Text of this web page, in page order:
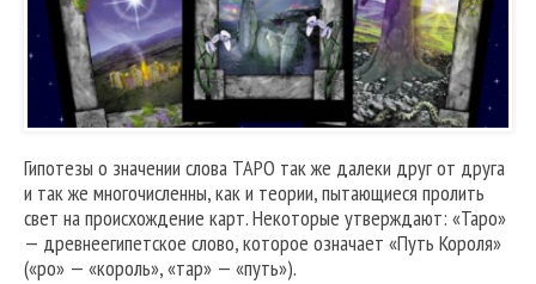
Гипотезы о значении слова ТАРО так же далеки друг от друга
и так же многочисленны, как и теории, пытающиеся пролить
свет на происхождение карт. Некоторые утверждают: «Таро»
— древнеегипетское слово, которое означает «Путь Короля»
(«ро» — «король», «тар» — «путь»).